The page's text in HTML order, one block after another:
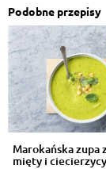
Podobne przepisy
Marokańska zupa
mięty i ciecierzycy